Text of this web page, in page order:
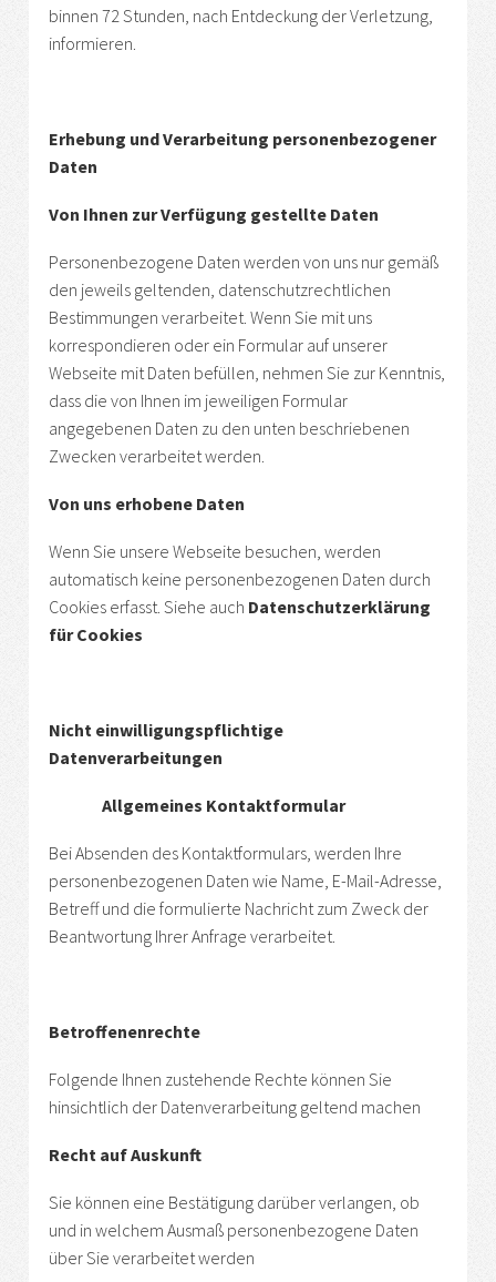
binnen 72 Stunden, nach Entdeckung der Verletzung,
informieren.
Erhebung und Verarbeitung personenbezogener
Daten
Von Ihnen zur Verfügung gestellte Daten
Personenbezogene Daten werden von uns nur gemäß
den jeweils geltenden, datenschutzrechtlichen
Bestimmungen verarbeitet. Wenn Sie mit uns
korrespondieren oder ein Formular auf unserer
Webseite mit Daten befüllen, nehmen Sie zur Kenntnis,
dass die von Ihnen im jeweiligen Formular
angegebenen Daten zu den unten beschriebenen
Zwecken verarbeitet werden.
Von uns erhobene Daten
Wenn Sie unsere Webseite besuchen, werden
automatisch keine personenbezogenen Daten durch
Cookies erfasst. Siehe auch Datenschutzerklärung
für Cookies
Nicht einwilligungspflichtige
Datenverarbeitungen
Allgemeines Kontaktformular
Bei Absenden des Kontaktformulars, werden Ihre
personenbezogenen Daten wie Name, E-Mail-Adresse,
Betreff und die formulierte Nachricht zum Zweck der
Beantwortung Ihrer Anfrage verarbeitet.
Betroffenenrechte
Folgende Ihnen zustehende Rechte können Sie
hinsichtlich der Datenverarbeitung geltend machen
Recht auf Auskunft
Sie können eine Bestätigung darüber verlangen, ob
und in welchem Ausmaß personenbezogene Daten
über Sie verarbeitet werden